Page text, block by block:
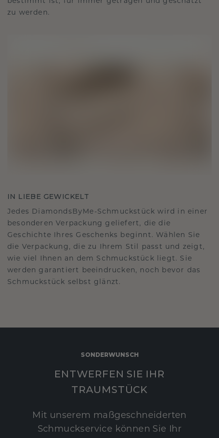
zu werden.
IN LIEBE GEWICKELT
Jedes DiamondsByMe-Schmuckstück wird in einer
besonderen Verpackung geliefert, die die
Geschichte Ihres Geschenks beginnt. Wählen Sie
die Verpackung, die zu Ihrem Stil passt und zeigt,
wie viel Ihnen an dem Schmuckstück liegt. Sie
werden garantiert beeindrucken, noch bevor das
Schmuckstück selbst glänzt.
SONDERWUNSCH
ENTWERFEN SIE IHR
TRAUMSTÜCK
Mit unserem maßgeschneiderten
Schmuckservice können Sie Ihr